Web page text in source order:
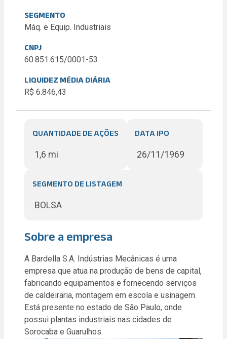
SEGMENTO
Máq. e Equip. Industriais
CNPJ
60.851.615/0001-53
LIQUIDEZ MÉDIA DIÁRIA
R$ 6.846,43
QUANTIDADE DE AÇÕES
1,6 mi
DATA IPO
26/11/1969
SEGMENTO DE LISTAGEM
BOLSA
Sobre a empresa
A Bardella S.A. Indústrias Mecânicas é uma
empresa que atua na produção de bens de capital,
fabricando equipamentos e fornecendo serviços
de caldeiraria, montagem em escola e usinagem.
Está presente no estado de São Paulo, onde
possui plantas industriais nas cidades de
Sorocaba e Guarulhos.